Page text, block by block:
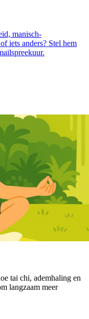
manisch-
iets anders? Stel hem
tai chi, ademhaling en
langzaam meer